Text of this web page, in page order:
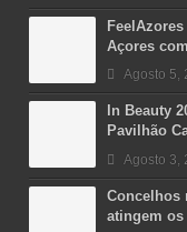
Açores
Agosto 5,
In Beauty
Pavilhão
Agosto 3,
Concelhos
atingem